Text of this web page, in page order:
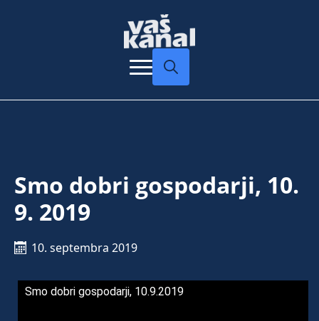
Smo dobri gospodarji, 10.
9. 2019
10. septembra 2019
Smo dobri gospodarji, 10.9.2019